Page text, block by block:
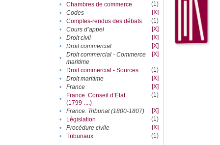
•
Chambres de commerce
(1)
•
Codes
[X]
•
Comptes-rendus des débats
(1)
•
Cours d’appel
[X]
•
Droit civil
[X]
•
Droit commercial
[X]
•
Droit commercial - Commerce
maritime
[X]
• Droit commercial - Sources
(1)
•
Droit maritime
[X]
•
France
[X]
•
France. Conseil d’Etat
(1799-....)
(1)
• France. Tribunat (1800-1807)
[X]
•
Législation
(1)
•
Procédure civile
[X]
•
Tribunaux
(1)